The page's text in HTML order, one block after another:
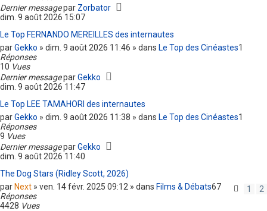
Dernier messagepar Zorbator
dim. 9 août 2026 15:07
Le Top FERNANDO MEREILLES des internautes
parGekko » dim. 9 août 2026 11:46 » dans Le Top des Cinéastes1
Réponses
10 Vues
Dernier messageparGekko
dim. 9 août 2026 11:47
Le Top LEE TAMAHORI des internautes
parGekko » dim. 9 août 2026 11:38 » dans Le Top des Cinéastes1
Réponses
9 Vues
Dernier messageparGekko
dim. 9 août 2026 11:40
The Dog Stars (Ridley Scott, 2026)
par Next » ven. 14 févr. 2025 09:12 » dans Films & Débats 1 2
67
Réponses
4428 Vues